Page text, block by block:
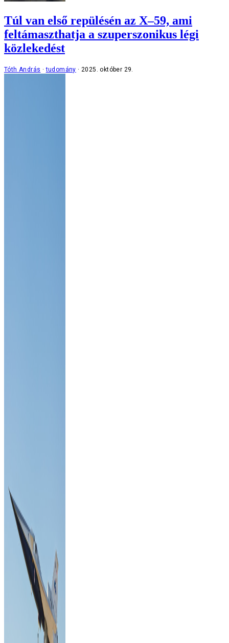
Túl van első repülésén az X–59, ami
feltámaszthatja a szuperszonikus légi
közlekedést
Tóth András tudomány 2025. október 29.